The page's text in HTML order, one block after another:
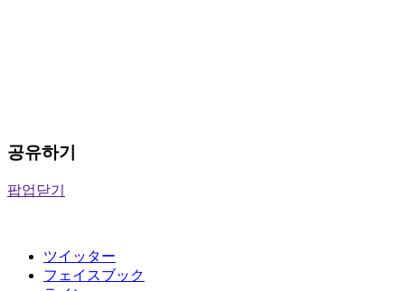
공유하기
팝업닫기
ツイッター
フェイスブック